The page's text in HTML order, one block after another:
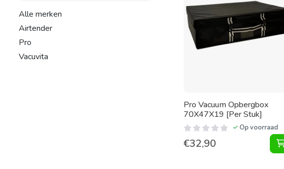
Alle merken
Airtender
Pro
Vacuvita
Pro Vacuum Opbergbox
70X47X19 [Per Stuk]
Op voorraad
€32,90